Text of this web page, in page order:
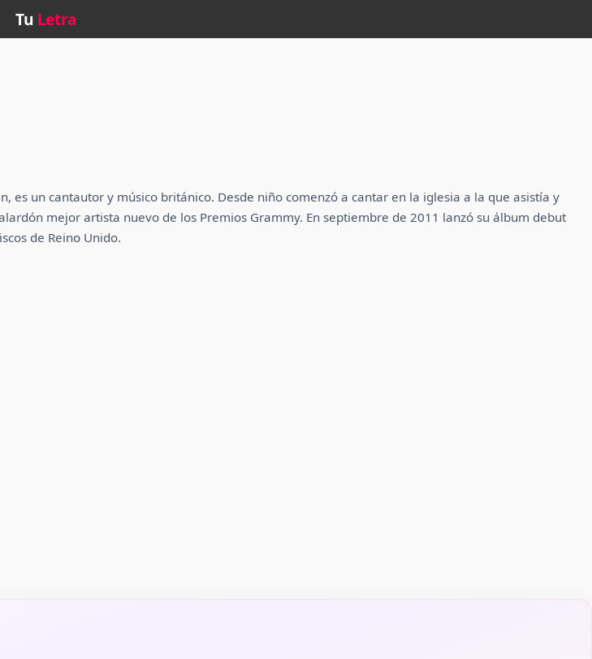
Tu Letra
es un cantautor y músico británico. Desde niño comenzó a cantar en la iglesia a la que asistía y
mejor artista nuevo de los Premios Grammy. En septiembre de 2011 lanzó su álbum debut
de Reino Unido.